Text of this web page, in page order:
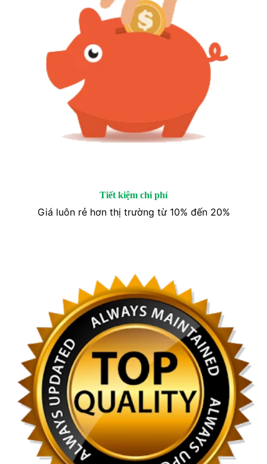
Tiết kiệm chi phí
Giá luôn rẻ hơn thị trường từ 10% đến 20%